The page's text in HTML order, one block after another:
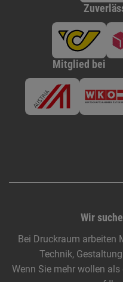
Mitglied bei
Wir
Bei Druckraum arbeiten
Technik,
Wenn Sie mehr wollen